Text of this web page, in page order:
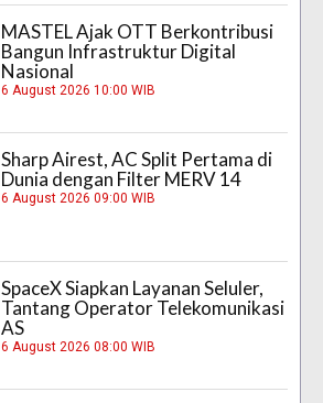
MASTEL Ajak OTT Berkontribusi
Bangun Infrastruktur Digital
Nasional
6 August 2026 10:00 WIB
Sharp Airest, AC Split Pertama di
Dunia dengan Filter MERV 14
6 August 2026 09:00 WIB
SpaceX Siapkan Layanan Seluler,
Tantang Operator Telekomunikasi
AS
6 August 2026 08:00 WIB